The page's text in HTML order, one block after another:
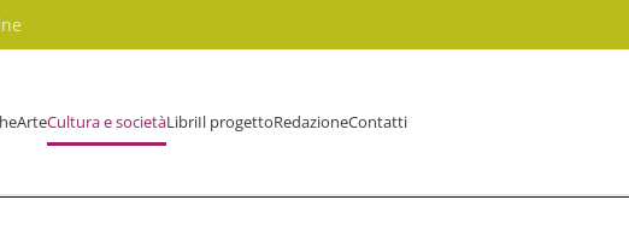
ArteCultura e societàLibriIl progettoRedazioneContatti